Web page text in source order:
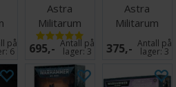
på
6
Astra
Militarum
Valkyrie
695,- Antall på
lager:3
Astra
Militarum
Cadian Heavy
Weapon Squa
375,- Antall på
lager:3